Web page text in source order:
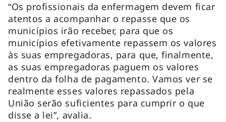
“Os profissionais da enfermagem devem ficar
atentos a acompanhar o repasse que os
municípios irão receber, para que os
municípios efetivamente repassem os valores
às suas empregadoras, para que, finalmente,
as suas empregadoras paguem os valores
dentro da folha de pagamento. Vamos ver se
realmente esses valores repassados pela
União serão suficientes para cumprir o que
disse a lei”, avalia.